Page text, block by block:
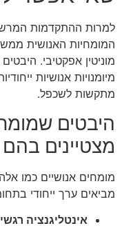
למרות ההתקדמות
המומחיות האנושית
מוניטין אפקטיבי.
מיומנויות אנושיות
מתקשות לשכפל.
היבטים
מצטיינים בהם
מומחים אנושיים כמו אלה
מביאים ערך ייחודי
אינטליגנציה